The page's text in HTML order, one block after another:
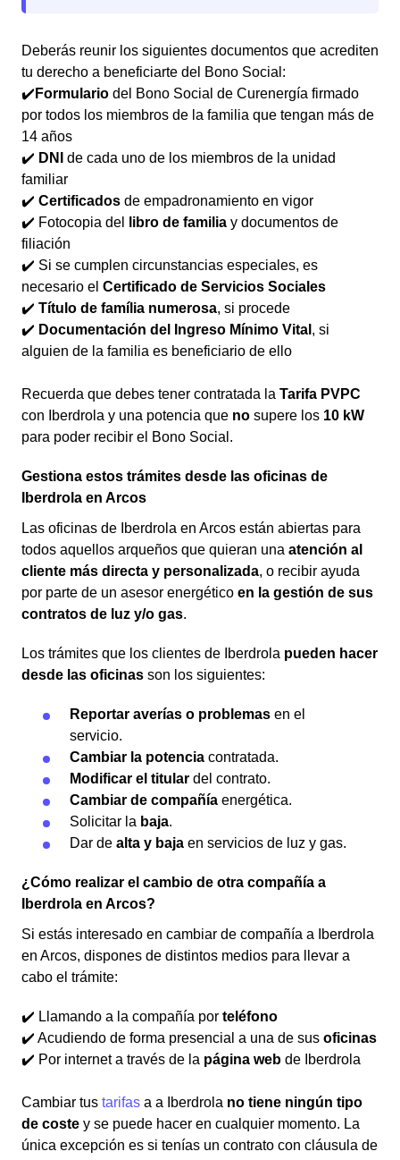
Deberás reunir los siguientes documentos que acrediten
tu derecho a beneficiarte del Bono Social:
✔️ Formulario del Bono Social de Curenergía firmado
por todos los miembros de la familia que tengan más de
14 años
✔️ DNI
de cada uno de los miembros de la unidad
familiar
✔️ Certificados de empadronamiento en vigor
✔️ Fotocopia del
libro de familia y documentos de
filiación
✔️ Si se cumplen circunstancias especiales, es
necesario el Certificado de Servicios Sociales
✔️ Título de família numerosa, si procede
✔️ Documentación del Ingreso Mínimo Vital , si
alguien de la familia es beneficiario de ello
Recuerda que debes tener contratada la Tarifa PVPC
con Iberdrola y una potencia que no supere los 10 kW
para poder recibir el Bono Social.
Gestiona estos trámites desde las oficinas de
Iberdrola en Arcos
Las oficinas de Iberdrola en Arcos están abiertas para
todos aquellos arqueños que quieran una atención al
cliente más directa y personalizada, o recibir ayuda
por parte de un asesor energético en la gestión de sus
contratos de luz y/o gas.
Los trámites que los clientes de Iberdrola pueden hacer
desde las oficinas son los siguientes:
Reportar averías o problemas en el
servicio.
Cambiar la potencia contratada.
Modificar el titular del contrato.
Cambiar de compañía energética.
Solicitar la baja.
Dar de alta y baja en servicios de luz y gas.
¿Cómo realizar el cambio de otra compañía a
Iberdrola en Arcos?
Si estás interesado en cambiar de compañía a Iberdrola
en Arcos, dispones de distintos medios para llevar a
cabo el trámite:
✔️ Llamando a la compañía por teléfono
✔️ Acudiendo de forma presencial a una de sus oficinas
✔️ Por internet a través de la página web de Iberdrola
Cambiar tus tarifas a a Iberdrola no tiene ningún tipo
de coste y se puede hacer en cualquier momento. La
única excepción es si tenías un contrato con cláusula de